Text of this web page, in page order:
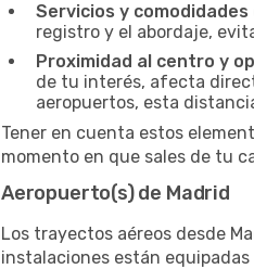
Servicios y comodidades
registro y el abordaje,
Proximidad al centro y
de tu interés, afecta
aeropuertos, esta
Tener en cuenta estos
momento en que sales de tu
Aeropuerto(s) de Madrid
Los trayectos aéreos desde
instalaciones están